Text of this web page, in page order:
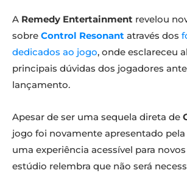
A Remedy Entertainment revelou
sobre Control Resonant através dos
dedicados ao jogo, onde esclareceu
principais dúvidas dos jogadores
lançamento.
Apesar de ser uma sequela direta de
jogo foi novamente apresentado
uma experiência acessível para
estúdio relembra que não será